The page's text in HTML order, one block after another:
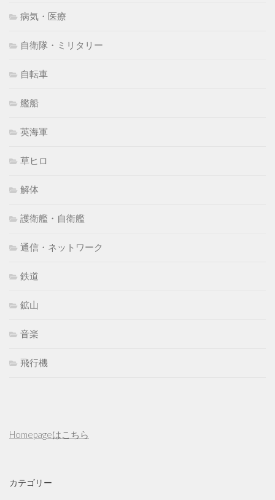
病気・医療
自衛隊・ミリタリー
自転車
艦船
英海軍
草ヒロ
解体
護衛艦・自衛艦
通信・ネットワーク
鉄道
鉱山
音楽
飛行機
Homepageはこちら
カテゴリー